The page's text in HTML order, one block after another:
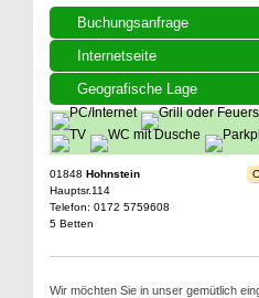
Buchungsanfrage
Internetseite
Geografische Lage
01848 Hohnstein
Hauptsr.114
Telefon: 0172 5759608
5 Betten
Wir möchten Sie in unser gemütlich